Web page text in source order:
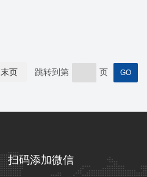
末页 跳转到第 页
扫码添加微信